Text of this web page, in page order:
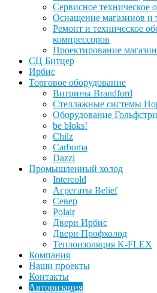
Сервисное техническое
Оснащение магазинов и
Ремонт и техническое
компрессоров
Проектирование
СЦ Битцер
Ирбис
Торговое оборудование
Витрины Brandford
Стеллажные системы
Оборудование
be bloks!
Chilz
Carboma
Dazzl
Промышленный холод
Intercold
Агрегаты Belief
Север
Polair
Двери Ирбис
Двери Профхолод
Теплоизоляция K-FLEX
Компания
Наши проекты
Контакты
Авторизация